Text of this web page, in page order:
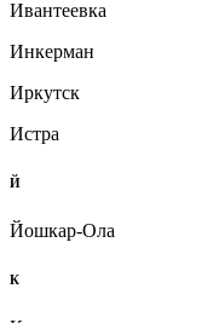
Ивантеевка
Инкерман
Иркутск
Истра
Й
Йошкар-Ола
К